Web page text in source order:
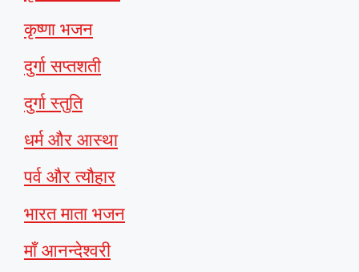
कृष्णा भजन
दुर्गा सप्तशती
दुर्गा स्तुति
धर्म और आस्था
पर्व और त्यौहार
भारत माता भजन
माँ आनन्देश्वरी